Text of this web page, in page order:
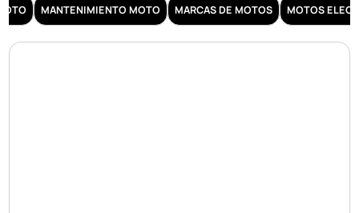
MANTENIMIENTO MOTO MARCAS DE MOTOS MOTOS